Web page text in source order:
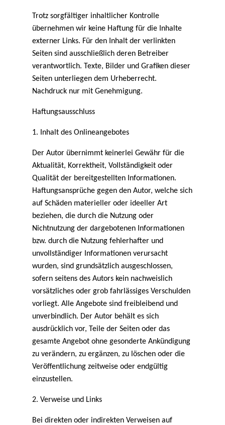
Trotz sorgfältiger inhaltlicher Kontrolle
übernehmen wir keine Haftung für die Inhalte
externer Links. Für den Inhalt der verlinkten
Seiten sind ausschließlich deren Betreiber
verantwortlich. Texte, Bilder und Grafiken dieser
Seiten unterliegen dem Urheberrecht.
Nachdruck nur mit Genehmigung.
Haftungsausschluss
1. Inhalt des Onlineangebotes
Der Autor übernimmt keinerlei Gewähr für die
Aktualität, Korrektheit, Vollständigkeit oder
Qualität der bereitgestellten Informationen.
Haftungsansprüche gegen den Autor, welche sich
auf Schäden materieller oder ideeller Art
beziehen, die durch die Nutzung oder
Nichtnutzung der dargebotenen Informationen
bzw. durch die Nutzung fehlerhafter und
unvollständiger Informationen verursacht
wurden, sind grundsätzlich ausgeschlossen,
sofern seitens des Autors kein nachweislich
vorsätzliches oder grob fahrlässiges Verschulden
vorliegt. Alle Angebote sind freibleibend und
unverbindlich. Der Autor behält es sich
ausdrücklich vor, Teile der Seiten oder das
gesamte Angebot ohne gesonderte Ankündigung
zu verändern, zu ergänzen, zu löschen oder die
Veröffentlichung zeitweise oder endgültig
einzustellen.
2. Verweise und Links
Bei direkten oder indirekten Verweisen auf